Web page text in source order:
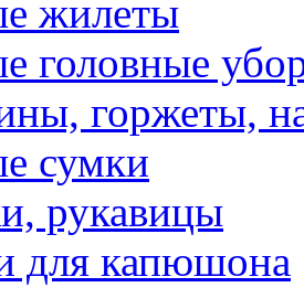
жилеты
головные
горжеты,
сумки
рукавицы
для капюшона